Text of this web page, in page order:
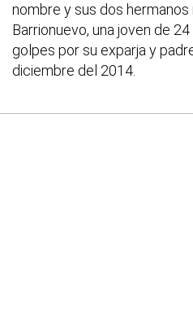
nombre y sus dos hermanos
Barrionuevo, una joven de
golpes por su exparja y
diciembre del 2014.